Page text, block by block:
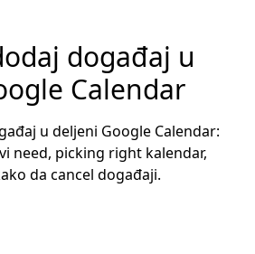
događaj u
Calendar
u deljeni Google Calendar:
need, picking right kalendar,
da cancel događaji.